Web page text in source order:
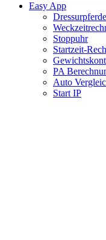
Easy App
Stoppuhr
Startzeit-
PA
Auto
Start IP